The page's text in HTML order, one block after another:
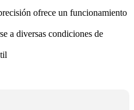
ofrece un funcionamiento
a diversas condiciones de